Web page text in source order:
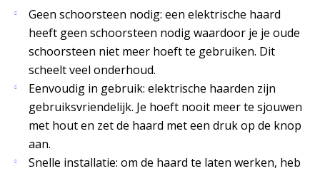
Geen schoorsteen nodig: een elektrische haard
heeft geen schoorsteen nodig waardoor je je oude
schoorsteen niet meer hoeft te gebruiken. Dit
scheelt veel onderhoud.
Eenvoudig in gebruik: elektrische haarden zijn
gebruiksvriendelijk. Je hoeft nooit meer te sjouwen
met hout en zet de haard met een druk op de knop
aan.
Snelle installatie: om de haard te laten werken, heb